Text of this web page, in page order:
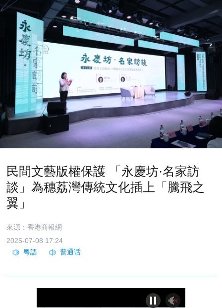
民間文藝版權保護 「永慶坊·名家訪
談」為穗荔灣傳統文化插上「騰飛之
翼」
來源：香港商報網
2025-07-08 17:24